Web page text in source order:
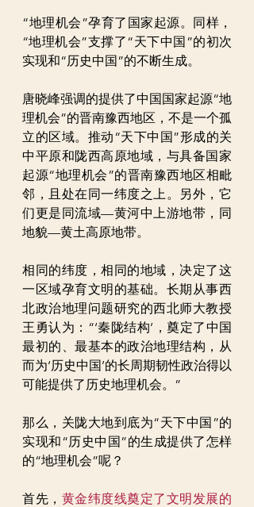
“地理机会”孕育了国家起源。同样，
“地理机会”支撑了“天下中国”的初次
实现和“历史中国”的不断生成。
唐晓峰强调的提供了中国国家起源“地
理机会”的晋南豫西地区，不是一个孤
立的区域。推动“天下中国”形成的关
中平原和陇西高原地域，与具备国家
起源“地理机会”的晋南豫西地区相毗
邻，且处在同一纬度之上。另外，它
们更是同流域—黄河中上游地带，同
地貌—黄土高原地带。
相同的纬度，相同的地域，决定了这
一区域孕育文明的基础。长期从事西
北政治地理问题研究的西北师大教授
王勇认为：“‘秦陇结构’，奠定了中国
最初的、最基本的政治地理结构，从
而为‘历史中国’的长周期韧性政治得以
可能提供了历史地理机会。”
那么，关陇大地到底为“天下中国”的
实现和“历史中国”的生成提供了怎样
的“地理机会”呢？
首先， 黄金纬度线奠定了文明发展的